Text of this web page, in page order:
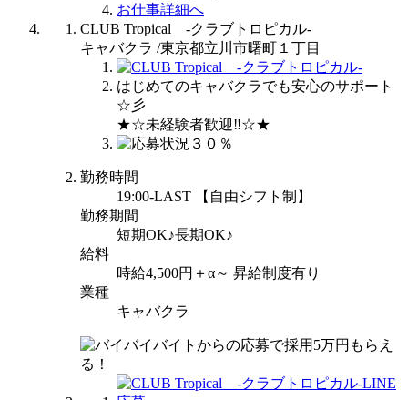
お仕事詳細へ
CLUB Tropical -クラブトロピカル-
キャバクラ /東京都立川市曙町１丁目
はじめてのキャバクラでも安心のサポート
☆彡
★☆未経験者歓迎‼☆★
勤務時間
19:00-LAST 【自由シフト制】
勤務期間
短期OK♪長期OK♪
給料
時給4,500円＋α～ 昇給制度有り
業種
キャバクラ